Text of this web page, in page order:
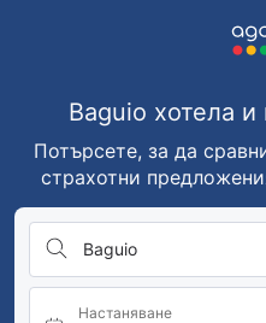
Baguio хотела
Потърсете, за да
страхотни
Baguio
Настаняване